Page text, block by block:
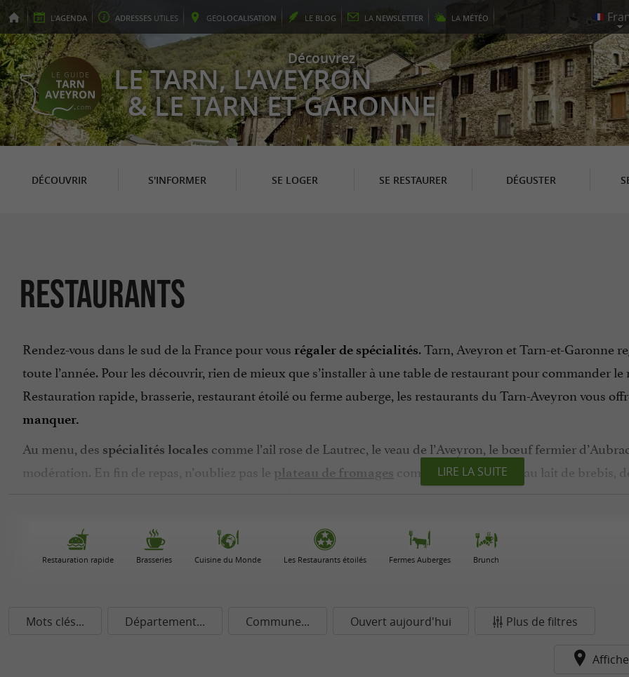
L'AGENDA ADRESSES UTILES GEOLOCALISATION LE BLOG LA NEWSLETTER LA MÉTÉO
Découvrez
LE TARN, L'AVEYRON
& LE TARN ET GARONNE
DÉCOUVRIR S'INFORMER SE LOGER SE RESTAURER DÉGUSTER
Restaurants
Rendez-vous dans le sud de la France pour vous régaler de spécialités. Tarn, Aveyron et Tarn-et-Garonne
toute l’année. Pour les découvrir, rien de mieux que s’installer à une table de restaurant pour commander
Restauration rapide, brasserie, restaurant étoilé ou ferme auberge, les restaurants du Tarn-Aveyron vous
manquer.
Au menu, des spécialités locales comme l’ail rose de Lautrec, le veau de l’Aveyron, le bœuf fermier
modération. En fin de repas, n’oubliez pas le plateau de fromages composé de roquefort au lait de brebis,
Régalez-vous de farçous aveyronnais,petits beignets à base de viande, de soupe au fromage
quiche épaisse aux blettes et aux pruneaux. Quelle boisson servir avec ces mets ? De la
bien sûr,
comme la Mont Roucous ou l’eau de la Reine. Pas de doute, vous allez
passion.
LIRE LA SUITE
Restauration rapide Brasseries Cuisine du Monde Les Restaurants étoilés Fermes Auberges Brunch
Mots clés... Département... Commune... Ouvert aujourd'hui Plus de filtres